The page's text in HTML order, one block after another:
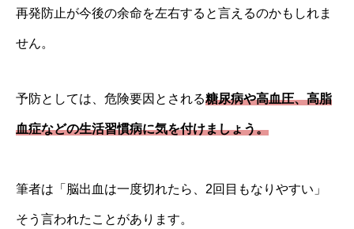
再発防止が今後の余命を左右すると言えるのかもしれま
せん。
予防としては、危険要因とされる糖尿病や高血圧、高脂
血症などの生活習慣病に気を付けましょう。
筆者は「脳出血は一度切れたら、2回目もなりやすい」
そう言われたことがあります。